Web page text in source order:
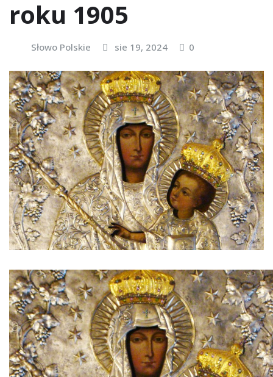
roku 1905
Słowo Polskie sie 19, 2024 0